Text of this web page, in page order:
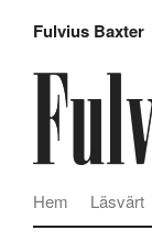
Fulvius Baxter
Läsvärt
Hem